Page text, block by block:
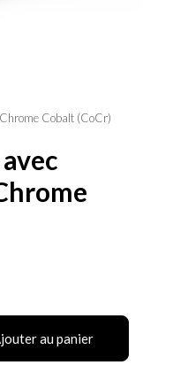
Cobalt (CoCr)
au panier